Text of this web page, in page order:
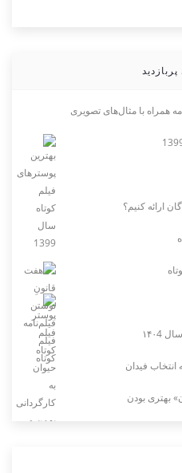
همراه با مثال‌های تصویری
ارائه کنیم؟